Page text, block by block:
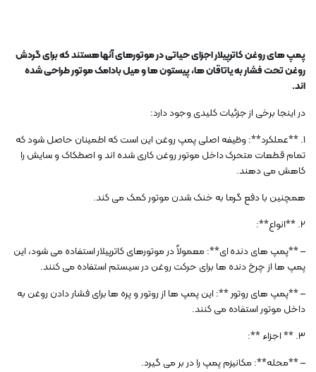
پمپ های روغن کاترپیلار اجزای حیاتی در موتورهای آنها هستند که برای گردش
روغن تحت فشار به یاتاقان ها، پیستون ها و میل بادامک موتور طراحی شده
اند.
در اینجا برخی از جزئیات کلیدی وجود دارد:
1. **عملکرد**: وظیفه اصلی پمپ روغن این است که اطمینان حاصل شود که
تمام قطعات متحرک داخل موتور روغن کاری شده اند و اصطکاک و سایش را
کاهش می دهند.
همچنین با دفع گرما به خنک شدن موتور کمک می کند.
2. **انواع**:
– **پمپ های دنده ای**: معمولاً در موتورهای کاترپیلار استفاده می شود، این
پمپ ها از چرخ دنده ها برای حرکت روغن در سیستم استفاده می کنند.
– **پمپ های روتور **: این پمپ ها از روتور و پره ها برای فشار دادن روغن به
داخل موتور استفاده می کنند.
3. ** اجزاء **:
– **محله**: مکانیزم پمپ را در بر می گیرد.